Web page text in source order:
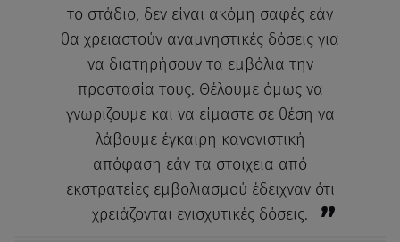
το στάδιο, δεν είναι ακόμη σαφές εάν
θα χρειαστούν αναμνηστικές δόσεις για
να διατηρήσουν τα εμβόλια την
προστασία τους. Θέλουμε όμως να
γνωρίζουμε και να είμαστε σε θέση να
λάβουμε έγκαιρη κανονιστική
απόφαση εάν τα στοιχεία από
εκστρατείες εμβολιασμού έδειχναν ότι
χρειάζονται ενισχυτικές δόσεις.